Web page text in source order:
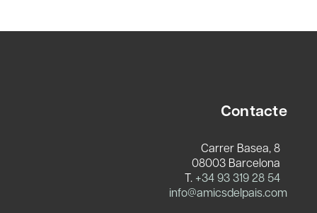
Contacte
Carrer Basea, 8
08003 Barcelona
T. +34 93 319 28 54
info@amicsdelpais.com